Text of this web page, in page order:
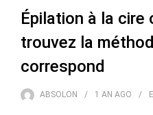
Épilation à la cire
trouvez la
correspond
ABSOLON 1 AN AGO